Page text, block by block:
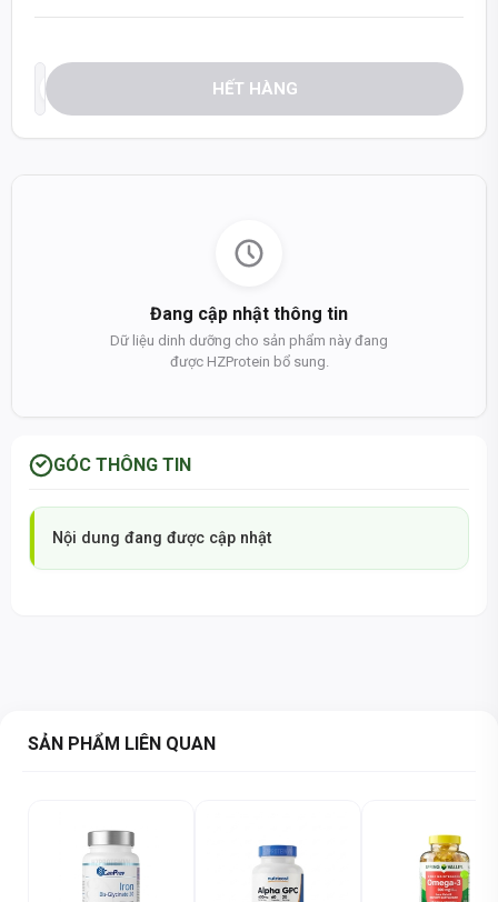
HẾT HÀNG
Đang cập nhật thông tin
Dữ liệu dinh dưỡng cho sản phẩm này đang
được HZProtein bổ sung.
GÓC THÔNG TIN
Nội dung đang được cập nhật
SẢN PHẨM LIÊN QUAN